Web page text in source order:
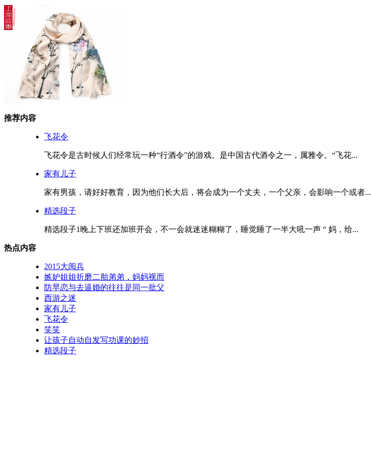
推荐内容
飞花令
飞花令是古时候人们经常玩一种“行酒令”的游戏。是中国古代酒令之一，属雅令。“飞花...
家有儿子
家有男孩，请好好教育，因为他们长大后，将会成为一个丈夫，一个父亲，会影响一个或者...
精选段子
精选段子1晚上下班还加班开会，不一会就迷迷糊糊了，睡觉睡了一半大吼一声 “ 妈，给...
热点内容
2015大阅兵
嫉妒姐姐折磨二胎弟弟，妈妈视而
防早恋与去逼婚的往往是同一批父
西游之迷
家有儿子
飞花令
笑笑
让孩子自动自发写功课的妙招
精选段子